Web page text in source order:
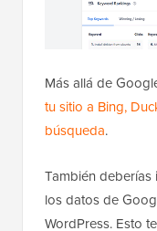
Más allá de
tu sitio a Bing,
búsqueda.
También deberías
los datos de
WordPress. Esto